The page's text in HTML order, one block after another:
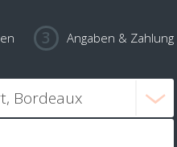
Angaben & Zahlung